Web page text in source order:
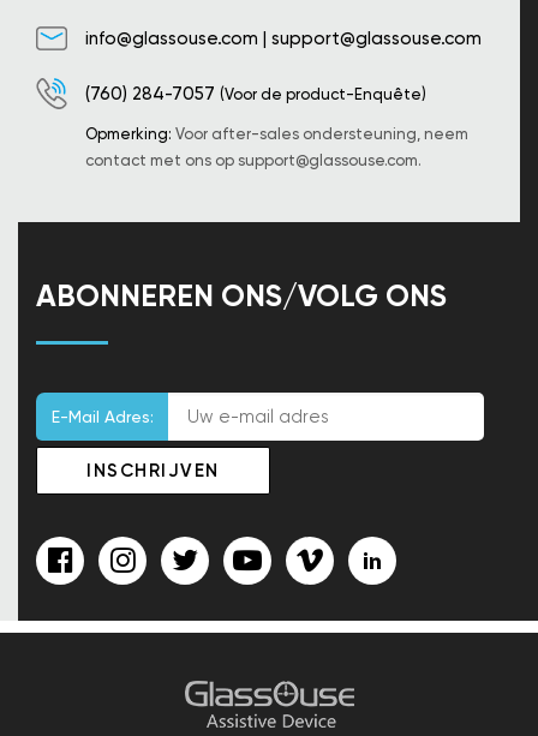
info@glassouse.com | support@glassouse.com
(760) 284-7057 (Voor de product-Enquête)
Opmerking: Voor after-sales ondersteuning, neem
contact met ons op support@glassouse.com.
ABONNEREN ONS/VOLG ONS
E-Mail Adres: